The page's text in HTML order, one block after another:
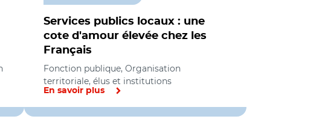
Services publics locaux : une
cote d'amour élevée chez les
Français
Fonction publique, Organisation
territoriale, élus et institutions
En savoir plus